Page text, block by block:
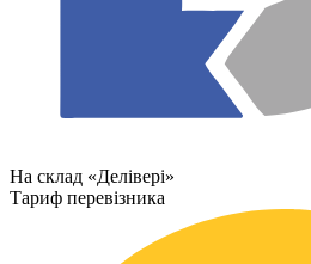
На склад «Делівері»
Тариф перевізника